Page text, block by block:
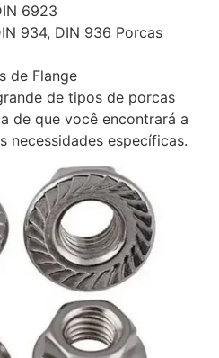
6923
934, DIN 936 Porcas
de Flange
de tipos de porcas
de que você encontrará a
necessidades específicas.